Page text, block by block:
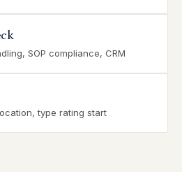
SOP compliance, CRM
type rating start